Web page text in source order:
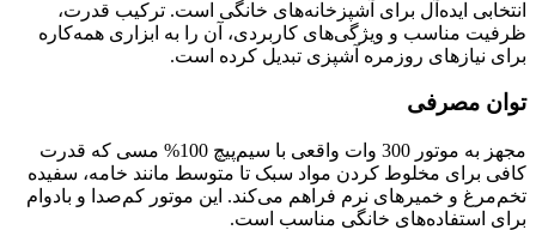
انتخابی ایده‌آل برای آشپزخانه‌های خانگی است. ترکیب قدرت،
ظرفیت مناسب و ویژگی‌های کاربردی، آن را به ابزاری همه‌کاره
برای نیازهای روزمره آشپزی تبدیل کرده است.
توان مصرفی
مجهز به موتور 300 وات واقعی با سیم‌پیچ 100% مسی که قدرت
کافی برای مخلوط کردن مواد سبک تا متوسط مانند خامه، سفیده
تخم‌مرغ و خمیرهای نرم فراهم می‌کند. این موتور کم‌صدا و بادوام
برای استفاده‌های خانگی مناسب است.